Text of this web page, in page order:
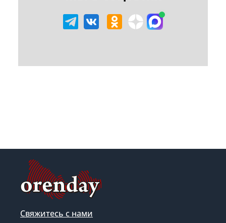
Свяжитесь с нами